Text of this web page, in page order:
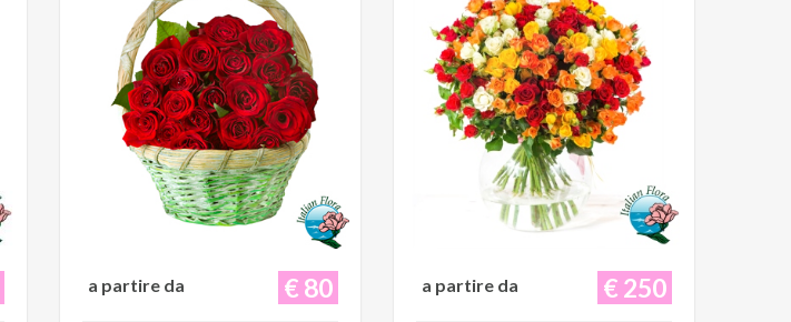
€ 80
a partire da € 250
a partire da